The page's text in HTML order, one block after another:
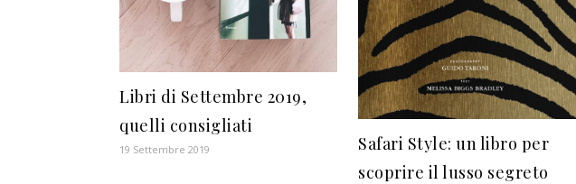
Libri di Settembre 2019,
quelli consigliati
19 Settembre 2019
Safari Style: un libro per
scoprire il lusso segreto